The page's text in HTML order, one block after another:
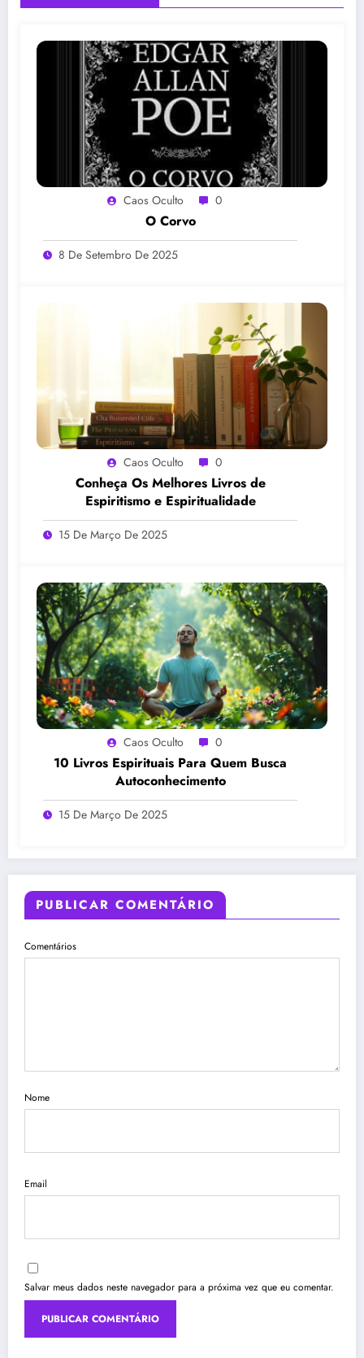
Caos Oculto 0
O Corvo
8 De Setembro De 2025
Caos Oculto 0
Conheça Os Melhores Livros de
Espiritismo e Espiritualidade
15 De Março De 2025
Caos Oculto 0
10 Livros Espirituais Para Quem Busca
Autoconhecimento
15 De Março De 2025
PUBLICAR COMENTÁRIO
Comentários
Nome
Email
Salvar meus dados neste navegador para a próxima vez que eu comentar.